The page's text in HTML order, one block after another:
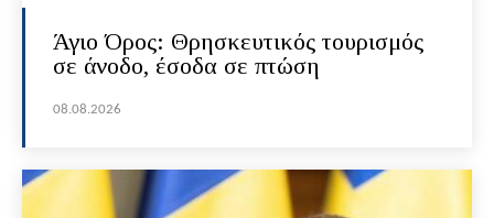
Άγιο Όρος: Θρησκευτικός τουρισμός
σε άνοδο, έσοδα σε πτώση
08.08.2026